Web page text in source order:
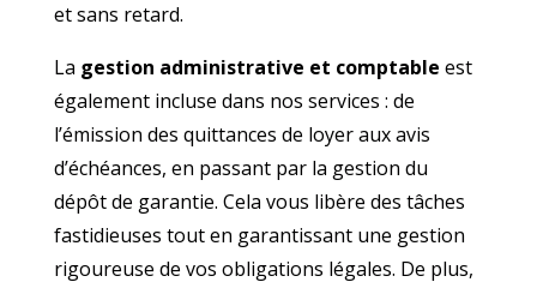
et sans retard.
La gestion administrative et comptable est
également incluse dans nos services : de
l’émission des quittances de loyer aux avis
d’échéances, en passant par la gestion du
dépôt de garantie. Cela vous libère des tâches
fastidieuses tout en garantissant une gestion
rigoureuse de vos obligations légales. De plus,